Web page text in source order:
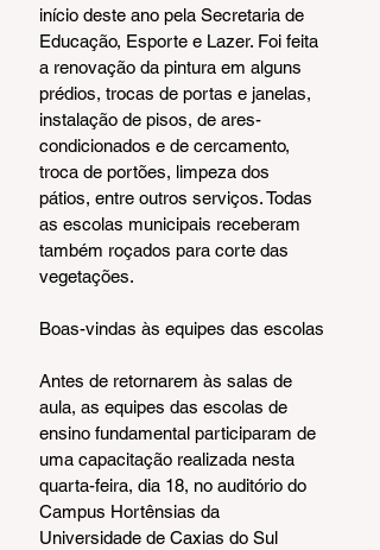
início deste ano pela Secretaria de
Educação, Esporte e Lazer. Foi feita
a renovação da pintura em alguns
prédios, trocas de portas e janelas,
instalação de pisos, de ares-
condicionados e de cercamento,
troca de portões, limpeza dos
pátios, entre outros serviços. Todas
as escolas municipais receberam
também roçados para corte das
vegetações.
Boas-vindas às equipes das escolas
Antes de retornarem às salas de
aula, as equipes das escolas de
ensino fundamental participaram de
uma capacitação realizada nesta
quarta-feira, dia 18, no auditório do
Campus Hortênsias da
Universidade de Caxias do Sul